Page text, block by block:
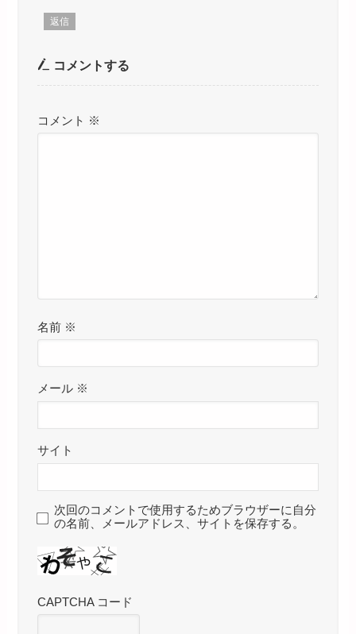
返信
コメントする
コメント ※
名前 ※
メール ※
サイト
次回のコメントで使用するためブラウザーに自分
の名前、メールアドレス、サイトを保存する。
CAPTCHA コード